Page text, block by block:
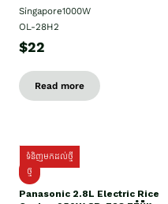
Singapore1000W
OL-28H2
$22
Read more
ទំនិញមកដល់ថ្មី
ថ្មី
Panasonic 2.8L Electric Rice